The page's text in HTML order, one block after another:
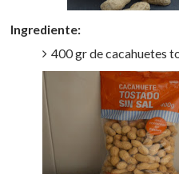
Ingrediente:
400 gr de cacahuetes